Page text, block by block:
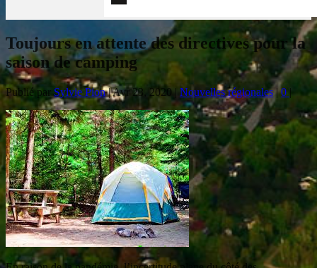
Toujours en attente des directives pour la
saison de camping
Publié par Sylvie Pion|Avr 23, 2020| Nouvelles régionales|0 |